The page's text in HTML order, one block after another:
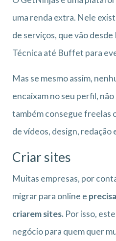
uma renda extra. Nele
de serviços, que vão
Técnica até Buffet para
Mas se mesmo assim,
encaixam no seu perfil,
também consegue freelas
de vídeos, design, redação
Criar sites
Muitas empresas, por
migrar para online e
criarem sites. Por isso,
negócio para quem quer